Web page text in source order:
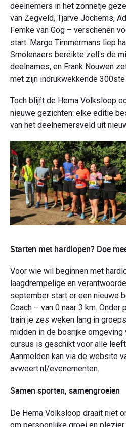
deelnemers in het zonnetje
van Zegveld, Tjarve Jochems,
Femke van Gog – verschenen
start. Margo Timmermans liep
Smolenaers bereikte zelfs de
deelnames, en Frank Nouwen
met zijn indrukwekkende 300ste
Toch blijft de Hema Volksloop
nieuwe gezichten: elke editie
van het deelnemersveld uit
Starten met hardlopen? Doe
Voor wie wil beginnen met
laagdrempelige en
september start er een nieuwe
Coach – van 0 naar 3 km. Onder
train je zes weken lang in
midden in de bosrijke omgeving
cursus is geschikt voor alle
Aanmelden kan via de website
avweert.nl/evenementen.
Samen sporten, samengroeien
De Hema Volksloop draait niet
om persoonlijke groei en plezier